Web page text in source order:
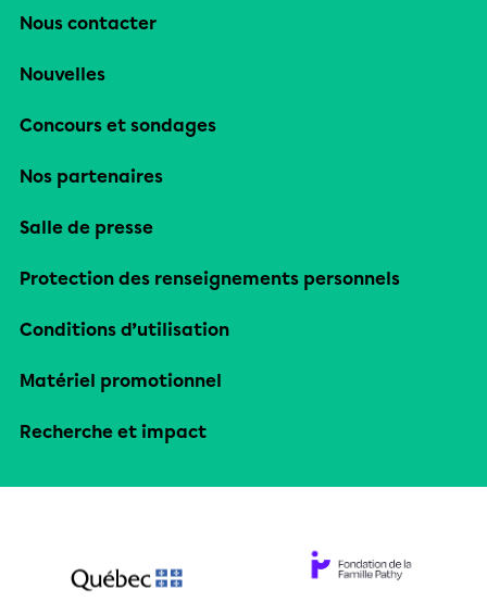
Nous contacter
Nouvelles
Concours et sondages
Nos partenaires
Salle de presse
Protection des renseignements personnels
Conditions d’utilisation
Matériel promotionnel
Recherche et impact